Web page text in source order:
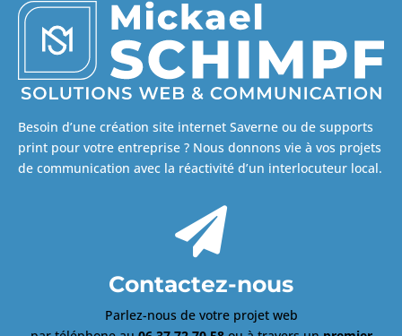
Besoin d’une création site internet Saverne ou de supports
print pour votre entreprise ? Nous donnons vie à vos projets
de communication avec la réactivité d’un interlocuteur local.

Contactez-nous
Parlez-nous de votre projet web